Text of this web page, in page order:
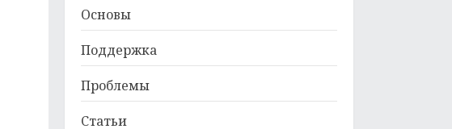
Основы
Поддержка
Проблемы
Статьи